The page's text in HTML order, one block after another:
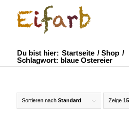
Du bist hier: Startseite / Shop /
Schlagwort: blaue Ostereier
Sortieren nach Standard Zeige